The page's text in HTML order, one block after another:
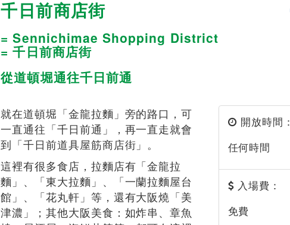
千日前商店街
= Sennichimae Shopping District
= 千日前商店街
從道頓堀通往千日前通
就在道頓堀「金龍拉麵」旁的路口，可
一直通往「千日前通」，再一直走就會
到「千日前道具屋筋商店街」。
這裡有很多食店，拉麵店有「金龍拉
麵」、「東大拉麵」、「一蘭拉麵屋台
館」、「花丸軒」等，還有大阪燒「美
津濃」；其他大阪美食：如炸串、章魚
開放時間：
任何時間
入場費：
免費